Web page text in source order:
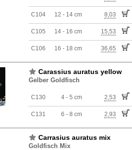
C104 12 - 14 cm 8,03
C105 14 - 16 cm 15,53
C106 16 - 18 cm 36,65
Carassius auratus yellow
Gelber Goldfisch
C130 4 - 5 cm 2,53
C131 6 - 8 cm 2,93
Carrasius auratus mix
Goldfisch Mix